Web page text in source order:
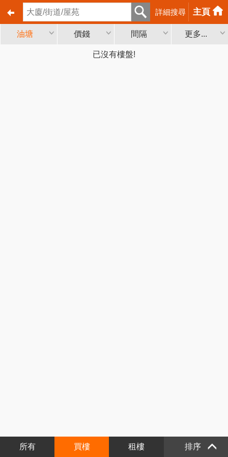
詳細搜尋 主頁
油塘 價錢 間隔 更多...
已沒有樓盤!
所有 買樓 租樓 排序